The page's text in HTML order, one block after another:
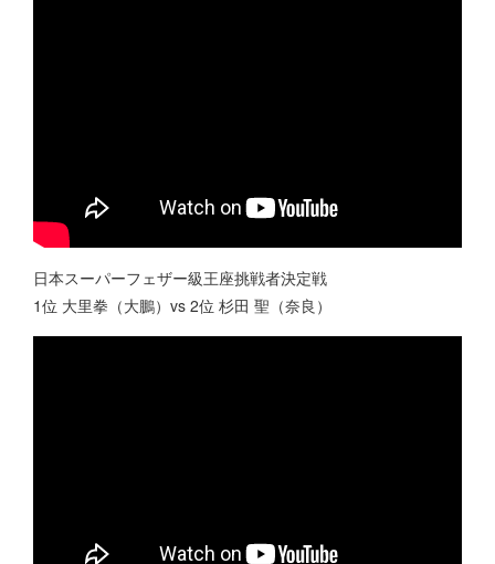
日本スーパーフェザー級王座挑戦者決定戦
1位 大里拳（大鵬）vs 2位 杉田 聖（奈良）